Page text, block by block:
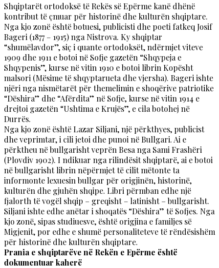
Shqiptarët ortodoksë të Rekës së Epërme kanë dhënë
kontribut të çmuar për historinë dhe kulturën shqiptare.
Nga kjo zonë është botuesi, publicisti dhe poeti fatkeq Josif
Bageri (1877 – 1915) nga Nistrova. Ky shqiptar
“shumëlavdor”, siç i quante ortodoksët, ndërmjet viteve
1909 dhe 1911 e botoi në Sofje gazetën “Shqypeja e
Shqypenis”, kurse në vitin 1910 e botoi librin Kopësht
malsori (Mësime të shqyptarueta dhe vjersha). Bageri ishte
njëri nga nismëtarët për themelimin e shoqërive patriotike
“Dëshira” dhe “Afërdita” në Sofje, kurse në vitin 1914 e
drejtoi gazetën “Ushtima e Krujës”, e cila botohej në
Durrës.
Nga kjo zonë është Lazar Siljani, një përkthyes, publicist
dhe veprimtar, i cili jetoi dhe punoi në Bullgari. Ai e
përktheu në bullgarisht veprën Besa nga Sami Frashëri
(Plovdiv 1902). I ndikuar nga rilindësit shqiptarë, ai e botoi
në bullgarisht librin nëpërmjet të cilit mëtonte ta
informonte lexuesin bullgar për origjinën, historinë,
kulturën dhe gjuhën shqipe. Libri përmban edhe një
fjalorth të vogël shqip – greqisht – latinisht – bullgarisht.
Siljani ishte edhe anëtar i shoqatës “Dëshira” të Sofjes. Nga
kjo zonë, sipas studiuesve, është origjina e familjes së
Migjenit, por edhe e shumë personaliteteve të rëndësishëm
për historinë dhe kulturën shqiptare.
Prania e shqiptarëve në Rekën e Epërme është
dokumentuar kaherë